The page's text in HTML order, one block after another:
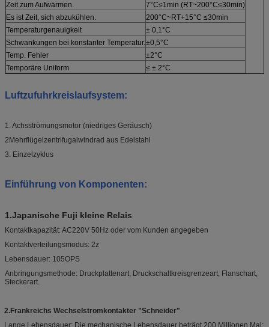
Zeit zum Aufwärmen.
7°C≤1min (RT~200°C≤30min)
Es ist Zeit, sich abzukühlen.
200°C~RT+15°C ≤30min
Temperaturgenauigkeit
± 0,1°C
Schwankungen bei konstanter Temperatur.±0,5°C
Temp. Fehler
±2°C
Temporäre Uniform
≤ ± 2°C
Luftzufuhrkreislaufsystem:
1. Achsströmungsmotor (niedriges Geräusch)
2Mehrflügelzentrifugalwindrad aus Edelstahl
3. Einzelzyklus
Einführung von Komponenten:
1.Japanische Fuji kleine Relais
Kontaktkapazität: AC220V 50Hz oder vom Kunden angegeben
Kontaktverteilungsmodus: 2z
Lebensdauer: 105OPS
Anbringungsmethode: Druckplattenart, Druckschaltkreisgrenzeart, Flanschart,
Steckerart.
2.Frankreichs Wechselstromkontakter "Schneider"